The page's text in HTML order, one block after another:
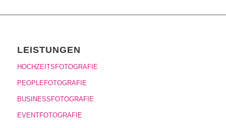
LEISTUNGEN
HOCHZEITSFOTOGRAFIE
PEOPLEFOTOGRAFIE
BUSINESSFOTOGRAFIE
EVENTFOTOGRAFIE